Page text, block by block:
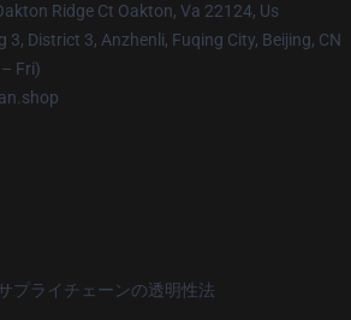
Ridge Ct Oakton, Va 22124, Us
3, District 3, Anzhenli, Fuqing City, Beijing, CN
Fri)
プライチェーンの透明性法